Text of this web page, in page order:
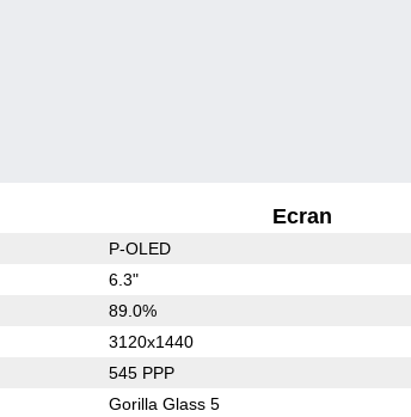
Ecran
P-OLED
6.3"
89.0%
3120x1440
545 PPP
Gorilla Glass 5